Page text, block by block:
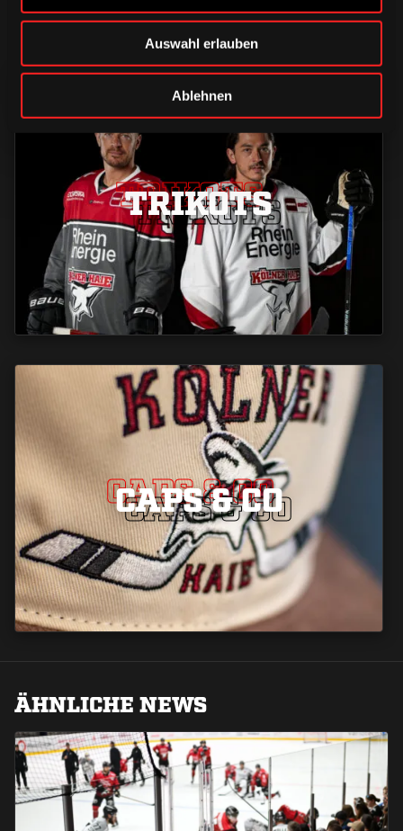
Auswahl erlauben
Ablehnen
TRIKOTS
TRIKOTS
TRIKOTS
CAPS & CO
CAPS & CO
CAPS & CO
ÄHNLICHE NEWS